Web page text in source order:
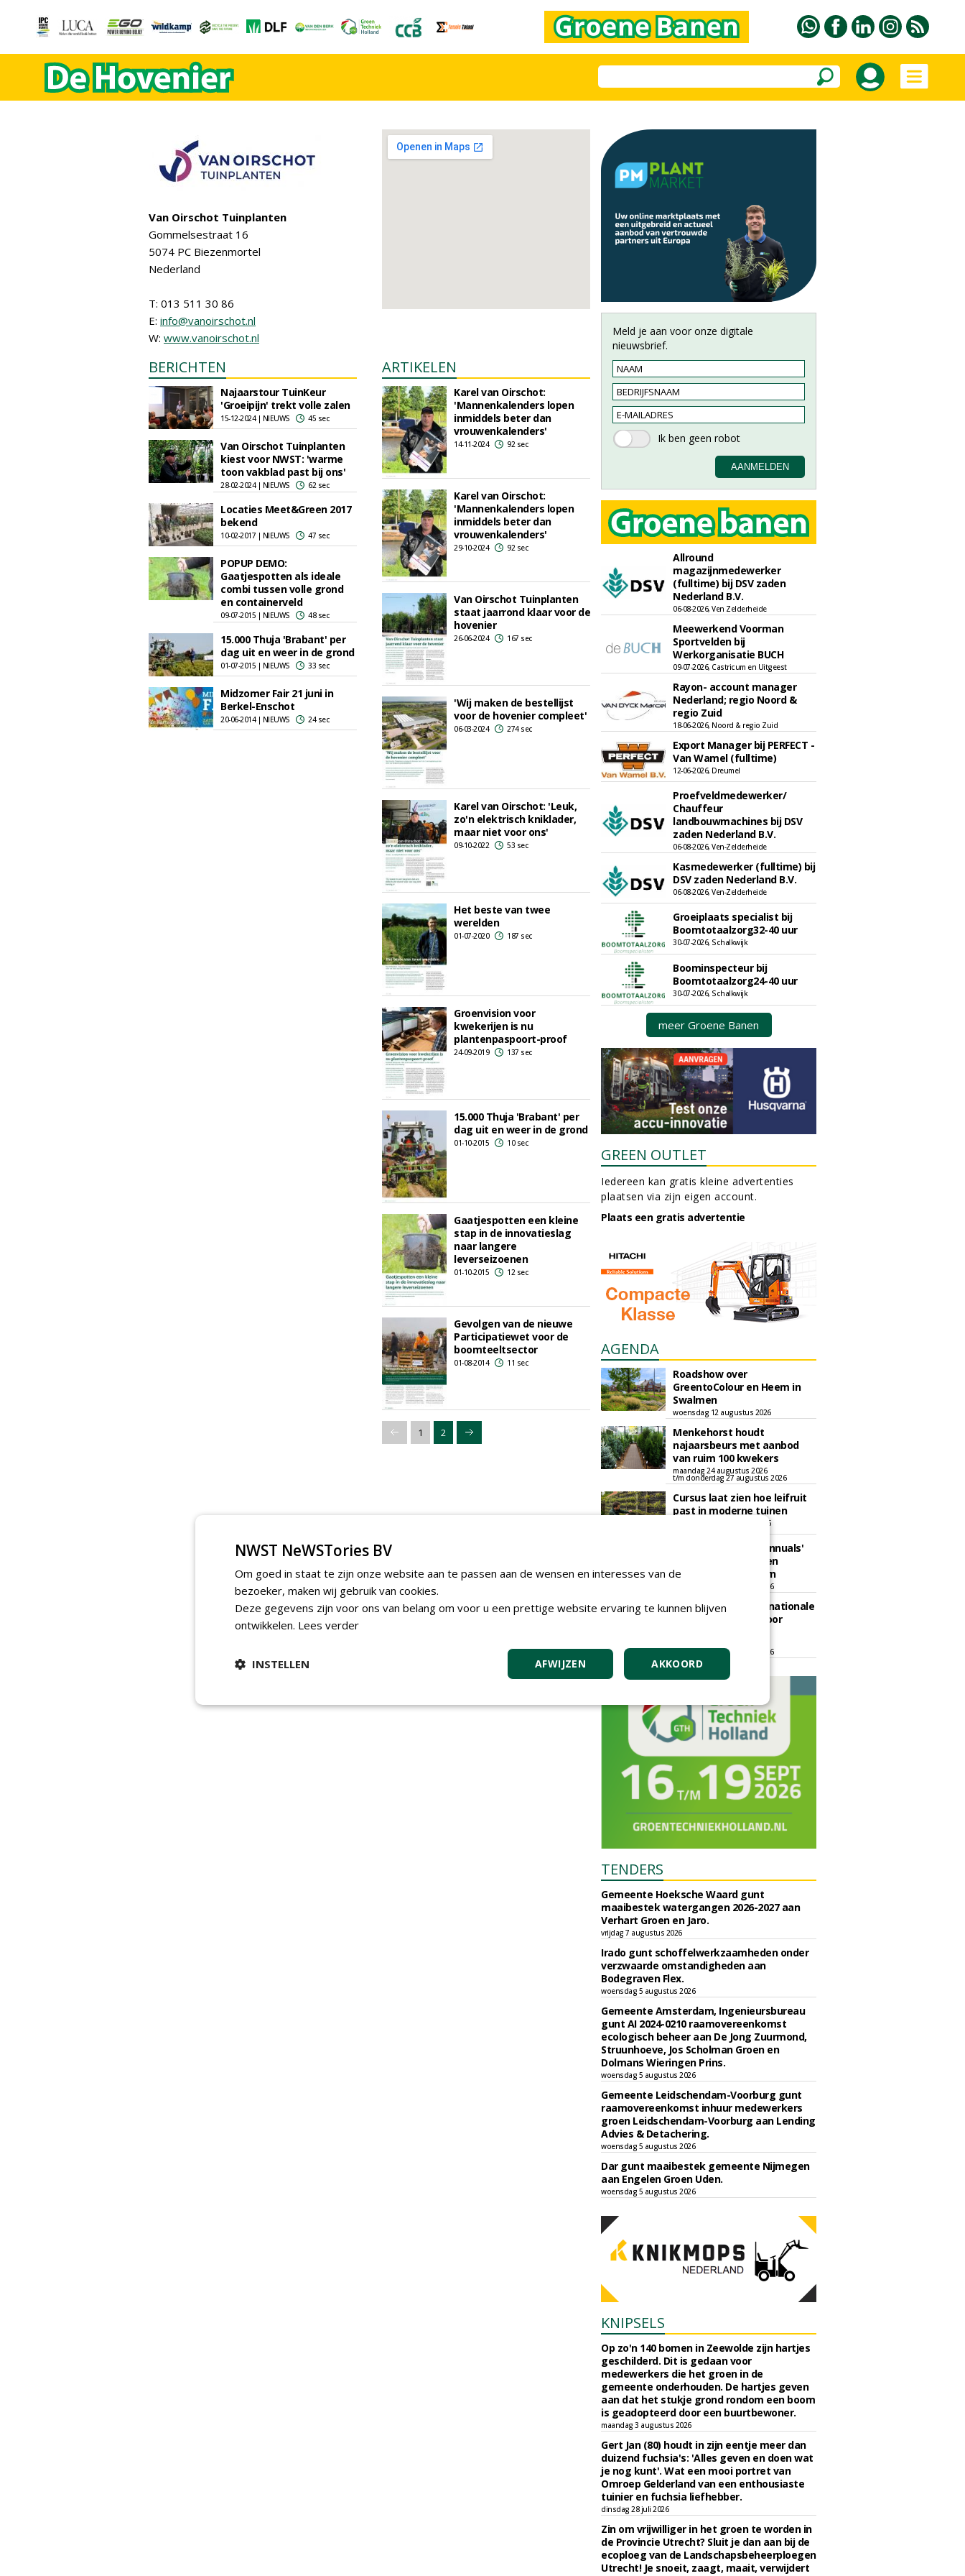
Van Oirschot Tuinplanten
Gommelsestraat 16
5074 PC Biezenmortel
Nederland
T: 013 511 30 86
E: info@vanoirschot.nl
W: www.vanoirschot.nl
BERICHTEN
Najaarstour TuinKeur
'Groeipijn' trekt volle zalen
15-12-2024 | NIEUWS 45 sec
Van Oirschot Tuinplanten
kiest voor NWST: 'warme
toon vakblad past bij ons'
28-02-2024 | NIEUWS 62 sec
Locaties Meet&Green 2017
bekend
10-02-2017 | NIEUWS 47 sec
POPUP DEMO:
Gaatjespotten als ideale
combi tussen volle grond
en containerveld
09-07-2015 | NIEUWS 48 sec
15.000 Thuja 'Brabant' per
dag uit en weer in de grond
01-07-2015 | NIEUWS 33 sec
Midzomer Fair 21 juni in
Berkel-Enschot
20-06-2014 | NIEUWS 24 sec
ARTIKELEN
Karel van Oirschot:
'Mannenkalenders lopen
inmiddels beter dan
vrouwenkalenders'
14-11-2024 92 sec
Karel van Oirschot:
'Mannenkalenders lopen
inmiddels beter dan
vrouwenkalenders'
29-10-2024 92 sec
Van Oirschot Tuinplanten
staat jaarrond klaar voor de
hovenier
26-06-2024 167 sec
'Wij maken de bestellijst
voor de hovenier compleet'
06-03-2024 274 sec
Karel van Oirschot: 'Leuk,
zo'n elektrisch kniklader,
maar niet voor ons'
09-10-2022 53 sec
Het beste van twee
werelden
01-07-2020 187 sec
Groenvision voor
kwekerijen is nu
plantenpaspoort-proof
24-09-2019 137 sec
15.000 Thuja 'Brabant' per
dag uit en weer in de grond
01-10-2015 10 sec
Gaatjespotten een kleine
stap in de innovatieslag
naar langere
leverseizoenen
01-10-2015 12 sec
Gevolgen van de nieuwe
Participatiewet voor de
boomteeltsector
01-08-2014 11 sec
1 2
Meld je aan voor onze digitale
nieuwsbrief.
Allround
magazijnmedewerker
(fulltime) bij DSV zaden
Nederland B.V.
06-08-2026, Ven Zelderheide
Meewerkend Voorman
Sportvelden bij
Werkorganisatie BUCH
09-07-2026, Castricum en Uitgeest
Rayon- account manager
Nederland; regio Noord &
regio Zuid
18-06-2026, Noord & regio Zuid
Export Manager bij PERFECT -
Van Wamel (fulltime)
12-06-2026, Dreumel
Proefveldmedewerker/
Chauffeur
landbouwmachines bij DSV
zaden Nederland B.V.
06-08-2026, Ven-Zelderheide
Kasmedewerker (fulltime) bij
DSV zaden Nederland B.V.
06-08-2026, Ven-Zelderheide
Groeiplaats specialist bij
Boomtotaalzorg32-40 uur
30-07-2026, Schalkwijk
Boominspecteur bij
Boomtotaalzorg24-40 uur
30-07-2026, Schalkwijk
meer Groene Banen
GREEN OUTLET
Iedereen kan gratis kleine advertenties
plaatsen via zijn eigen account.
Plaats een gratis advertentie
AGENDA
Roadshow over
GreentoColour en Heem in
Swalmen
woensdag 12 augustus 2026
Menkehorst houdt
najaarsbeurs met aanbod
van ruim 100 kwekers
maandag 24 augustus 2026
t/m donderdag 27 augustus 2026
Cursus laat zien hoe leifruit
past in moderne tuinen
woensdag 26 augustus 2026
Vakdag 'All About Annuals'
zet eenjarige planten
centraal in Appeltern
donderdag 27 augustus 2026
GaLaBau 2026: internationale
ontmoetingsplek voor
t/m vrijdag 18 september 2026
TENDERS
Gemeente Hoeksche Waard gunt
maaibestek watergangen 2026-2027 aan
Verhart Groen en Jaro.
vrijdag 7 augustus 2026
Irado gunt schoffelwerkzaamheden onder
verzwaarde omstandigheden aan
Bodegraven Flex.
woensdag 5 augustus 2026
Gemeente Amsterdam, Ingenieursbureau
gunt AI 2024-0210 raamovereenkomst
ecologisch beheer aan De Jong Zuurmond,
Struunhoeve, Jos Scholman Groen en
Dolmans Wieringen Prins.
woensdag 5 augustus 2026
Gemeente Leidschendam-Voorburg gunt
raamovereenkomst inhuur medewerkers
groen Leidschendam-Voorburg aan Lending
Advies & Detachering.
woensdag 5 augustus 2026
Dar gunt maaibestek gemeente Nijmegen
aan Engelen Groen Uden.
woensdag 5 augustus 2026
KNIPSELS
Op zo'n 140 bomen in Zeewolde zijn hartjes
geschilderd. Dit is gedaan voor
medewerkers die het groen in de
gemeente onderhouden. De hartjes geven
aan dat het stukje grond rondom een boom
is geadopteerd door een buurtbewoner.
maandag 3 augustus 2026
Gert Jan (80) houdt in zijn eentje meer dan
duizend fuchsia's: 'Alles geven en doen wat
je nog kunt'. Wat een mooi portret van
Omroep Gelderland van een enthousiaste
tuinier en fuchsia liefhebber.
dinsdag 28 juli 2026
Zin om vrijwilliger in het groen te worden in
de Provincie Utrecht? Sluit je dan aan bij de
ecoploeg van de Landschapsbeheerploegen
Utrecht! Je snoeit, zaagt, maait, verwijdert
NWST NeWSTories BV
Om goed in staat te zijn onze website aan te passen aan de wensen en interesses van de
bezoeker, maken wij gebruik van cookies.
Deze gegevens zijn voor ons van belang om voor u een prettige website ervaring te kunnen blijven
ontwikkelen. Lees verder
AKKOORD
AFWIJZEN
INSTELLEN